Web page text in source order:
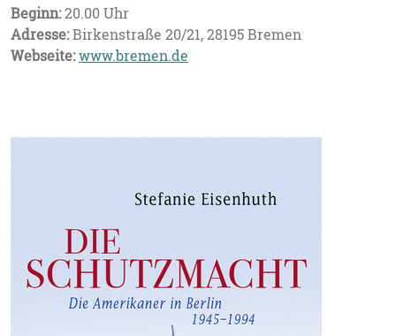
Beginn:20.00 Uhr
Adresse:Birkenstraße 20/21, 28195 Bremen
Webseite:www.bremen.de